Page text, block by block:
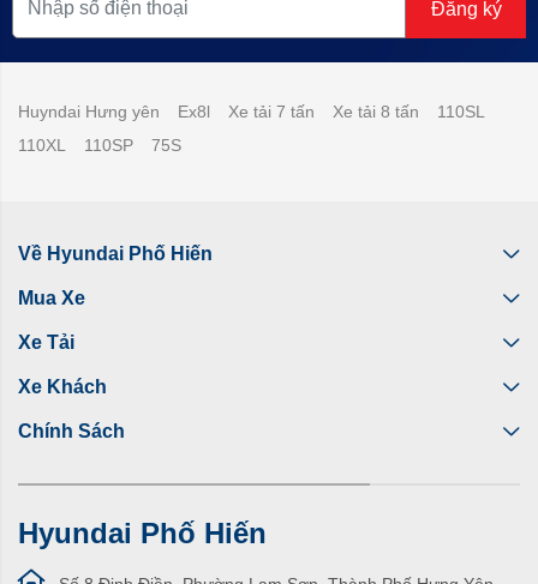
Đăng ký
Huyndai Hưng yên Ex8l Xe tải 7 tấn Xe tải 8 tấn
110SL
110XL
110SP 75S
Về Hyundai Phố Hiến
Mua Xe
Xe Tải
Xe Khách
Chính Sách
Hyundai Phố Hiến